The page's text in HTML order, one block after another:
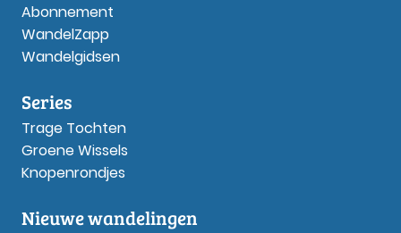
Abonnement
WandelZapp
Wandelgidsen
Series
Trage Tochten
Groene Wissels
Knopenrondjes
Nieuwe wandelingen